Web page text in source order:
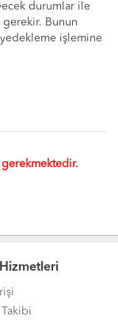
durumlar ile
gerekir. Bunun
işlemine